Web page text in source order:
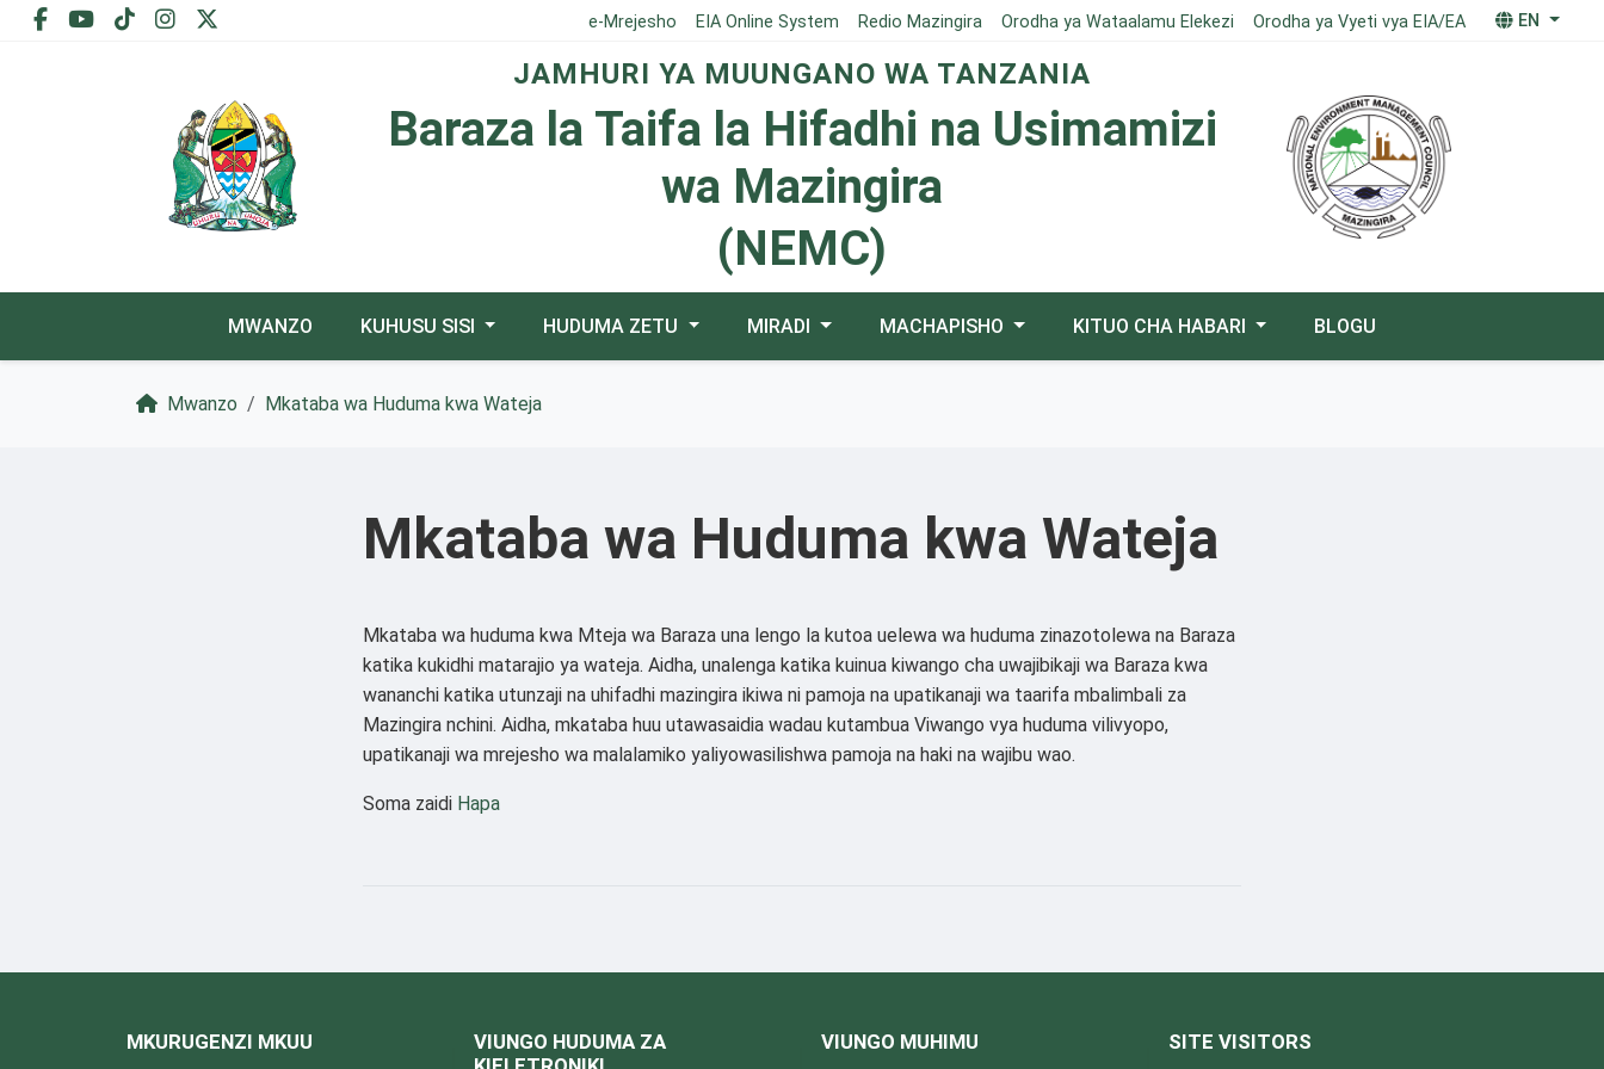
e-Mrejesho EIA Online System Redio Mazingira Orodha ya Wataalamu Elekezi Orodha ya Vyeti vya EIA/EA EN
JAMHURI YA MUUNGANO WA TANZANIA
Baraza la Taifa la Hifadhi na Usimamizi
wa Mazingira
(NEMC)
MWANZO KUHUSU SISI HUDUMA ZETU MIRADI MACHAPISHO KITUO CHA HABARI BLOGU
Mwanzo Mkataba wa Huduma kwa Wateja
Mkataba wa Huduma kwa Wateja
Mkataba wa huduma kwa Mteja wa Baraza una lengo la kutoa uelewa wa huduma zinazotolewa na Baraza
katika kukidhi matarajio ya wateja. Aidha, unalenga katika kuinua kiwango cha uwajibikaji wa Baraza kwa
wananchi katika utunzaji na uhifadhi mazingira ikiwa ni pamoja na upatikanaji wa taarifa mbalimbali za
Mazingira nchini. Aidha, mkataba huu utawasaidia wadau kutambua Viwango vya huduma vilivyopo,
upatikanaji wa mrejesho wa malalamiko yaliyowasilishwa pamoja na haki na wajibu wao.
Soma zaidi Hapa
MKURUGENZI MKUU
VIUNGO HUDUMA ZA
VIUNGO MUHIMU SITE VISITORS